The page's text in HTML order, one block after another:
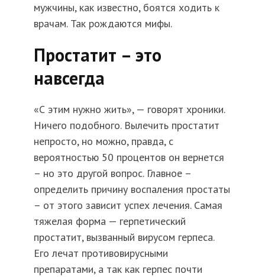
мужчины, как известно, боятся ходить к
врачам. Так рождаются мифы.
Простатит – это
навсегда
«С этим нужно жить», — говорят хроники.
Ничего подобного. Вылечить простатит
непросто, но можно, правда, с
вероятностью 50 процентов он вернется
– но это другой вопрос. Главное –
определить причину воспаления простаты
– от этого зависит успех лечения. Самая
тяжелая форма — герпетический
простатит, вызванный вирусом герпеса.
Его лечат противовирусными
препаратами, а так как герпес почти